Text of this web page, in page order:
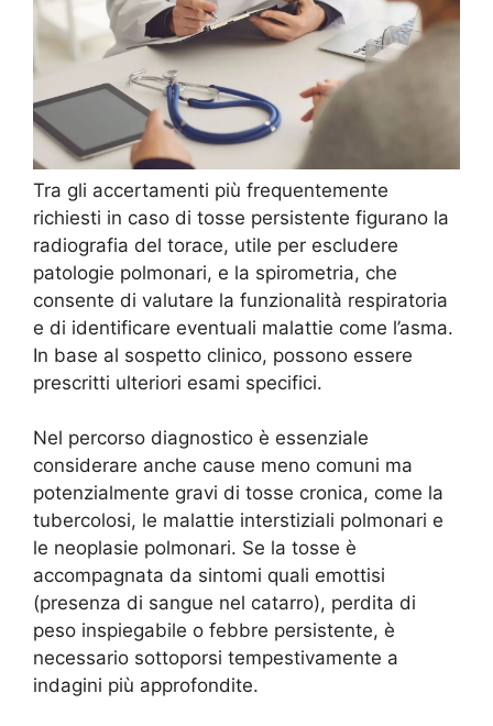
Tra gli accertamenti più frequentemente
richiesti in caso di tosse persistente figurano la
radiografia del torace, utile per escludere
patologie polmonari, e la spirometria, che
consente di valutare la funzionalità respiratoria
e di identificare eventuali malattie come l’asma.
In base al sospetto clinico, possono essere
prescritti ulteriori esami specifici.
Nel percorso diagnostico è essenziale
considerare anche cause meno comuni ma
potenzialmente gravi di tosse cronica, come la
tubercolosi, le malattie interstiziali polmonari e
le neoplasie polmonari. Se la tosse è
accompagnata da sintomi quali emottisi
(presenza di sangue nel catarro), perdita di
peso inspiegabile o febbre persistente, è
necessario sottoporsi tempestivamente a
indagini più approfondite.